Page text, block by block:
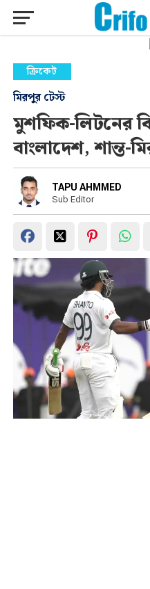
ক্রিকেট
মিরপুর টেস্ট
মুশফিক-লিটনের
বাংলাদেশ, শান্ত-
TAPU AHMMED
Sub Editor